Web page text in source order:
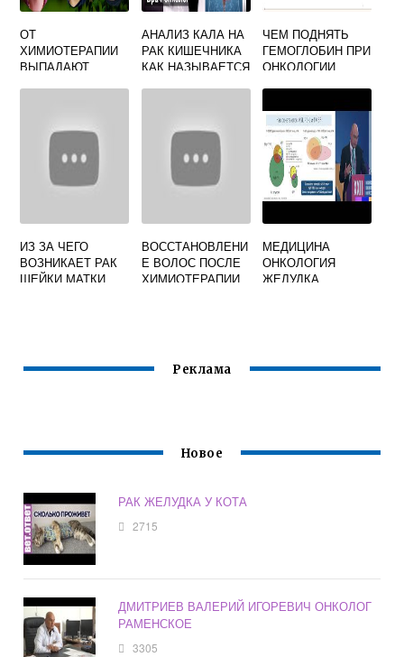
ОТ
ХИМИОТЕРАПИИ
ВЫПАДАЮТ
АНАЛИЗ КАЛА НА
РАК КИШЕЧНИКА
КАК НАЗЫВАЕТСЯ
ЧЕМ ПОДНЯТЬ
ГЕМОГЛОБИН ПРИ
ОНКОЛОГИИ
ИЗ ЗА ЧЕГО
ВОЗНИКАЕТ РАК
ШЕЙКИ МАТКИ
ВОССТАНОВЛЕНИ
Е ВОЛОС ПОСЛЕ
ХИМИОТЕРАПИИ
МЕДИЦИНА
ОНКОЛОГИЯ
ЖЕЛУДКА
Реклама
Новое
РАК ЖЕЛУДКА У КОТА
2715
ДМИТРИЕВ ВАЛЕРИЙ ИГОРЕВИЧ ОНКОЛОГ
РАМЕНСКОЕ
3305